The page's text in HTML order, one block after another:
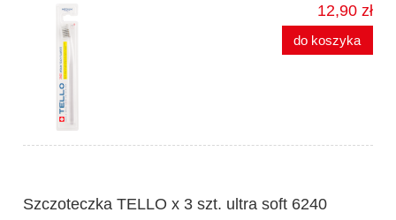
12,90 zł
do koszyka
Szczoteczka TELLO x 3 szt. ultra soft 6240